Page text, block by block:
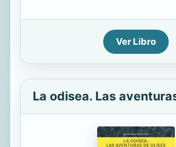
Ver Libro
La odisea. Las